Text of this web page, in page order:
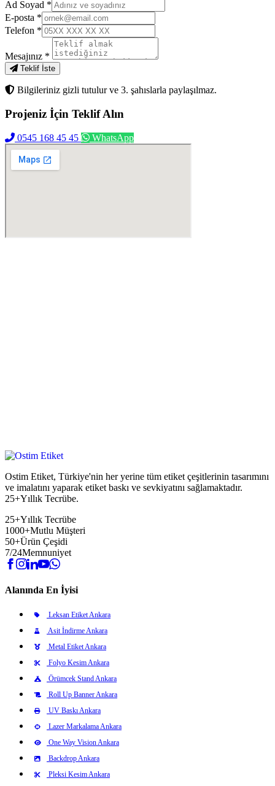
Ad Soyad *
E-posta *
Telefon *
Mesajınız *
Teklif İste
Bilgileriniz gizli tutulur ve 3. şahıslarla paylaşılmaz.
Projeniz İçin Teklif Alın
0545 168 45 45 WhatsApp
Ostim Etiket, Türkiye'nin her yerine tüm etiket çeşitlerinin tasarımını
ve imalatını yaparak etiket baskı ve sevkiyatını sağlamaktadır.
25+Yıllık Tecrübe.
25+Yıllık Tecrübe
1000+Mutlu Müşteri
50+Ürün Çeşidi
7/24Memnuniyet
Alanında En İyisi
Leksan Etiket Ankara
Asit İndirme Ankara
Metal Etiket Ankara
Folyo Kesim Ankara
Örümcek Stand Ankara
Roll Up Banner Ankara
UV Baskı Ankara
Lazer Markalama Ankara
One Way Vision Ankara
Backdrop Ankara
Pleksi Kesim Ankara